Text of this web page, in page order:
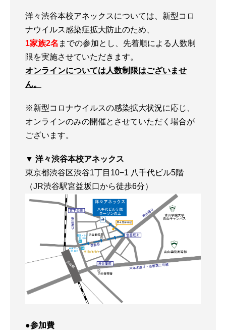
洋々渋谷本校アネックスについては、新型コロ
ナウイルス感染症拡大防止のため、
1家族2名 までの参加とし、先着順による人数制
限を実施させていただきます。
オンラインについては人数制限はございませ
ん。
※新型コロナウイルスの感染拡大状況に応じ、
オンラインのみの開催とさせていただく場合が
ございます。
▼ 洋々渋谷本校アネックス
東京都渋谷区渋谷1丁目10−1 八千代ビル5階
（JR渋谷駅宮益坂口から徒歩6分）
●参加費